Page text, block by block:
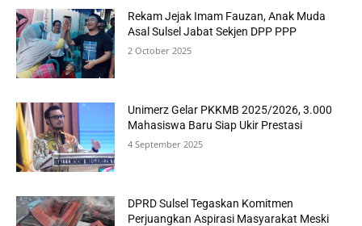
Rekam Jejak Imam Fauzan, Anak Muda
Asal Sulsel Jabat Sekjen DPP PPP
2 October 2025
Unimerz Gelar PKKMB 2025/2026, 3.000
Mahasiswa Baru Siap Ukir Prestasi
4 September 2025
DPRD Sulsel Tegaskan Komitmen
Perjuangkan Aspirasi Masyarakat Meski